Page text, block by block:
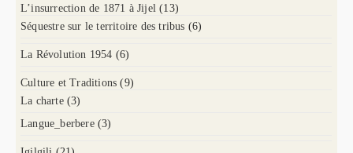
L’insurrection de 1871 à Jijel (13)
Séquestre sur le territoire des tribus (6)
La Révolution 1954 (6)
Culture et Traditions (9)
La charte (3)
Langue_berbere (3)